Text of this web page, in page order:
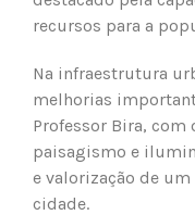
recursos para a
Na infraestrutura
melhorias
Professor Bira,
paisagismo e
e valorização de
cidade.